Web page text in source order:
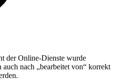
der Online-Dienste wurde
nach „bearbeitet von“ korrekt